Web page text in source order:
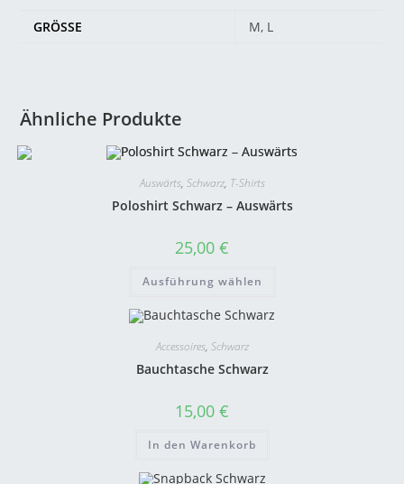
GRÖSSE M, L
Ähnliche Produkte
Auswärts, Schwarz, T-Shirts
Poloshirt Schwarz – Auswärts
25,00 €
Ausführung wählen
Accessoires, Schwarz
Bauchtasche Schwarz
15,00 €
In den Warenkorb